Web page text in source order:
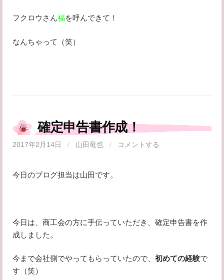
フクロウさん福を呼んできて！
なんちゃって（笑）
確定申告書作成！
2017年2月14日 / 山田竜也 / コメントする
今日のブログ担当は山田です。
今日は、商工会の方に手伝っていただき、確定申告書を作
成しました。
今まで会社側でやってもらっていたので、 初めての経験で
す（笑）